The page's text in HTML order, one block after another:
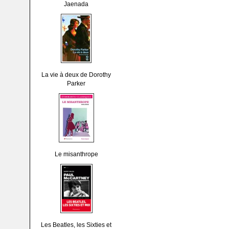
Jaenada
La vie à deux de Dorothy
Parker
Le misanthrope
Les Beatles, les Sixties et